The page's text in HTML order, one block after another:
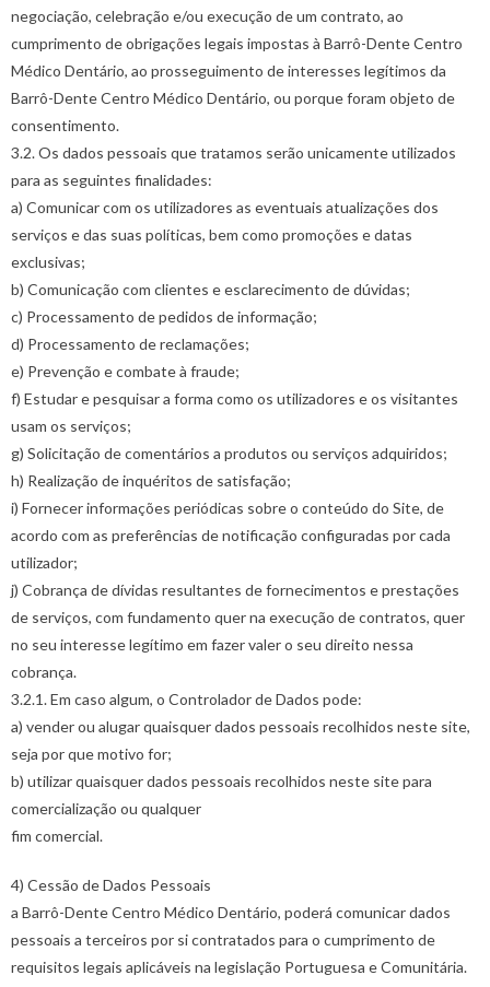
negociação, celebração e/ou execução de um contrato, ao
cumprimento de obrigações legais impostas à Barrô-Dente Centro
Médico Dentário, ao prosseguimento de interesses legítimos da
Barrô-Dente Centro Médico Dentário, ou porque foram objeto de
consentimento.
3.2. Os dados pessoais que tratamos serão unicamente utilizados
para as seguintes finalidades:
a) Comunicar com os utilizadores as eventuais atualizações dos
serviços e das suas políticas, bem como promoções e datas
exclusivas;
b) Comunicação com clientes e esclarecimento de dúvidas;
c) Processamento de pedidos de informação;
d) Processamento de reclamações;
e) Prevenção e combate à fraude;
f) Estudar e pesquisar a forma como os utilizadores e os visitantes
usam os serviços;
g) Solicitação de comentários a produtos ou serviços adquiridos;
h) Realização de inquéritos de satisfação;
i) Fornecer informações periódicas sobre o conteúdo do Site, de
acordo com as preferências de notificação configuradas por cada
utilizador;
j) Cobrança de dívidas resultantes de fornecimentos e prestações
de serviços, com fundamento quer na execução de contratos, quer
no seu interesse legítimo em fazer valer o seu direito nessa
cobrança.
3.2.1. Em caso algum, o Controlador de Dados pode:
a) vender ou alugar quaisquer dados pessoais recolhidos neste site,
seja por que motivo for;
b) utilizar quaisquer dados pessoais recolhidos neste site para
comercialização ou qualquer
fim comercial.
4) Cessão de Dados Pessoais
a Barrô-Dente Centro Médico Dentário, poderá comunicar dados
pessoais a terceiros por si contratados para o cumprimento de
requisitos legais aplicáveis na legislação Portuguesa e Comunitária.